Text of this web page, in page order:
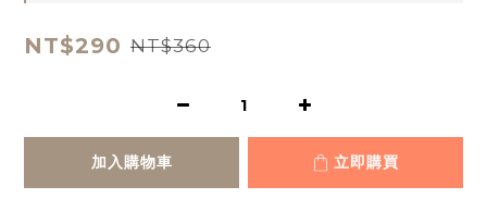
NT$290 NT$360
加入購物車 立即購買